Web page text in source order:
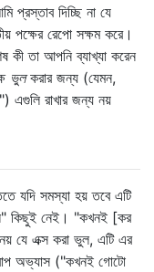
প্রস্তাব দিচ্ছি না যে
পক্ষের রেপো সক্ষম করে।
কী তা আপনি ব্যাখ্যা করেন
ভুলকরার জন্য (যেমন,
এগুলি রাখার জন্য নয়
যদি সমস্যা হয় তবে এটি
কিছুই নেই। "কখনই [কর
যে এক্স করা ভুল, এটি এর
অভ্যাস ("কখনই গোটো